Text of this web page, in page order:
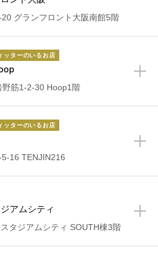
グランフロント大阪南館5階
ッターのいるお店
野筋1-2-30 Hoop1階
ッターのいるお店
16 TENJIN216
アムシティ
タジアムシティ SOUTH棟3階